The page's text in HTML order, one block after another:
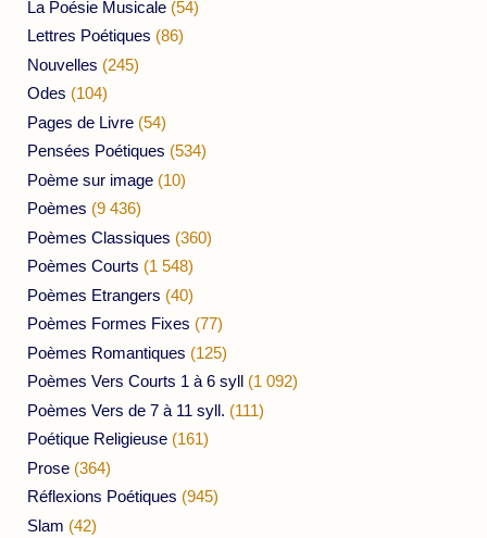
La Poésie Musicale (54)
Lettres Poétiques (86)
Nouvelles (245)
Odes (104)
Pages de Livre (54)
Pensées Poétiques (534)
Poème sur image (10)
Poèmes (9 436)
Poèmes Classiques (360)
Poèmes Courts (1 548)
Poèmes Etrangers (40)
Poèmes Formes Fixes (77)
Poèmes Romantiques (125)
Poèmes Vers Courts 1 à 6 syll (1 092)
Poèmes Vers de 7 à 11 syll. (111)
Poétique Religieuse (161)
Prose (364)
Réflexions Poétiques (945)
Slam (42)